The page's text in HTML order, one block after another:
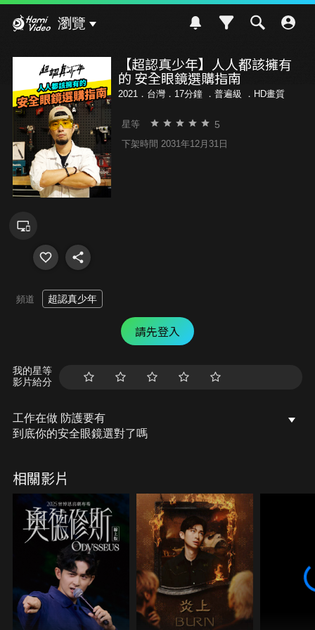
瀏覽
【超認真少年】人人都該擁有
的 安全眼鏡選購指南
2021．台灣．17分鐘 ． 普遍級 ．HD畫質
星等 5
下架時間 2031年12月31日
頻道 超認真少年
請先登入
我的星等
影片給分
工作在做 防護要有
到底你的安全眼鏡選對了嗎
相關影片